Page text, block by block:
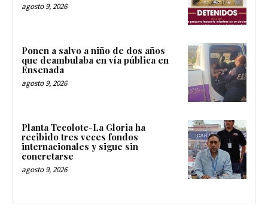
agosto 9, 2026
Ponen a salvo a niño de dos años
que deambulaba en vía pública en
Ensenada
agosto 9, 2026
Planta Tecolote-La Gloria ha
recibido tres veces fondos
internacionales y sigue sin
concretarse
agosto 9, 2026